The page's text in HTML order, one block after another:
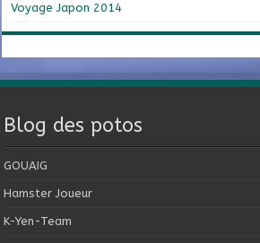
Voyage Japon 2014
Blog des potos
GOUAIG
Hamster Joueur
K-Yen-Team